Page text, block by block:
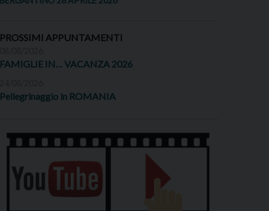
PROSSIMI APPUNTAMENTI
FAMIGLIE IN… VACANZA 2026
Pellegrinaggio in ROMANIA